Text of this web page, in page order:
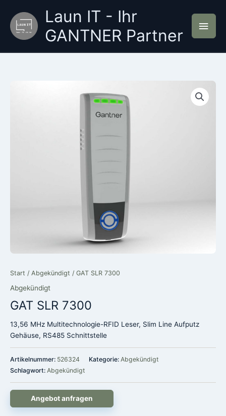
Inhalt
springen
Laun IT - Ihr
GANTNER Partner
Start / Abgekündigt / GAT SLR 7300
Abgekündigt
GAT SLR 7300
13,56 MHz Multitechnologie-RFID Leser, Slim Line Aufputz
Gehäuse, RS485 Schnittstelle
Artikelnummer: 526324 Kategorie: Abgekündigt
Schlagwort: Abgekündigt
Angebot anfragen